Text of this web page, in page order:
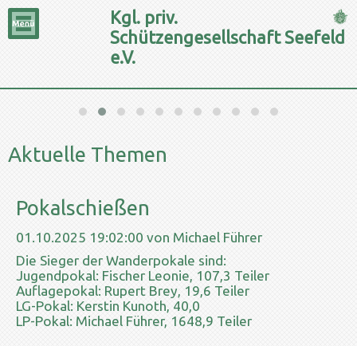
Kgl. priv.
Schützengesellschaft Seefeld
e.V.
Aktuelle Themen
Pokalschießen
01.10.2025 19:02:00 von Michael Führer
Die Sieger der Wanderpokale sind:
Jugendpokal: Fischer Leonie, 107,3 Teiler
Auflagepokal: Rupert Brey, 19,6 Teiler
LG-Pokal: Kerstin Kunoth, 40,0
LP-Pokal: Michael Führer, 1648,9 Teiler